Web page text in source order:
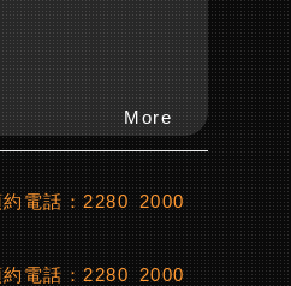
More
約電話：2280 2000
約電話：2280 2000